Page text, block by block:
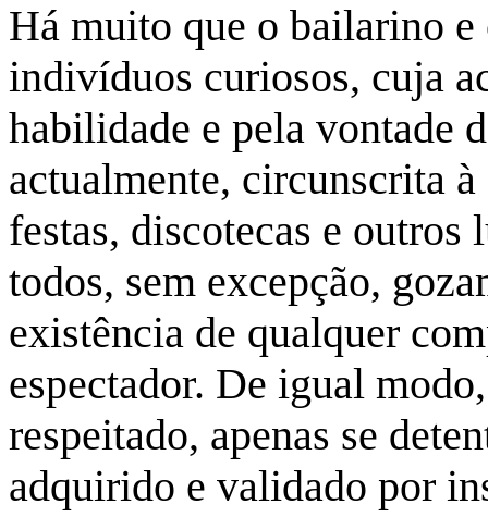
Há muito que o bailarino
indivíduos curiosos, cuja
habilidade e pela vontade
actualmente, circunscrita
festas, discotecas e
todos, sem excepção,
existência de qualquer
espectador. De igual
respeitado, apenas se
adquirido e validado por